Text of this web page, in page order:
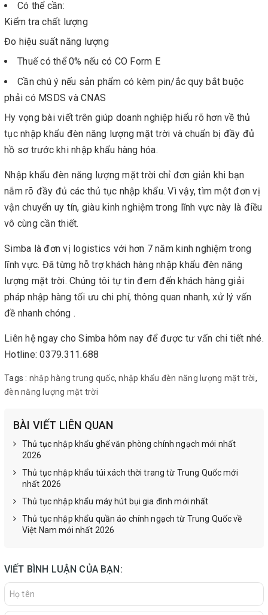
Có thể cần:
Kiểm tra chất lượng
Đo hiệu suất năng lượng
Thuế có thể 0% nếu có CO Form E
Cần chú ý nếu sản phẩm có kèm pin/ắc quy bắt buộc
phải có MSDS và CNAS
Hy vọng bài viết trên giúp doanh nghiệp hiểu rõ hơn về thủ
tục nhập khẩu đèn năng lượng mặt trời và chuẩn bị đầy đủ
hồ sơ trước khi nhập khẩu hàng hóa.
Nhập khẩu đèn năng lượng mặt trời chỉ đơn giản khi bạn
nắm rõ đầy đủ các thủ tục nhập khẩu. Vì vậy, tìm một đơn vị
vận chuyển uy tín, giàu kinh nghiệm trong lĩnh vực này là điều
vô cùng cần thiết.
Simba là đơn vị logistics với hơn 7 năm kinh nghiệm trong
lĩnh vực. Đã từng hỗ trợ khách hàng nhập khẩu đèn năng
lượng mặt trời. Chúng tôi tự tin đem đến khách hàng giải
pháp nhập hàng tối ưu chi phí, thông quan nhanh, xử lý vấn
đề nhanh chóng .
Liên hệ ngay cho Simba hôm nay để được tư vấn chi tiết nhé.
Hotline: 0379.311.688
Tags : nhập hàng trung quốc,nhập khẩu đèn năng lượng mặt trời,
đèn năng lượng mặt trời
BÀI VIẾT LIÊN QUAN
Thủ tục nhập khẩu ghế văn phòng chính ngạch mới nhất
2026
Thủ tục nhập khẩu túi xách thời trang từ Trung Quốc mới
nhất 2026
Thủ tục nhập khẩu máy hút bụi gia đình mới nhất
Thủ tục nhập khẩu quần áo chính ngạch từ Trung Quốc về
Việt Nam mới nhất 2026
VIẾT BÌNH LUẬN CỦA BẠN: